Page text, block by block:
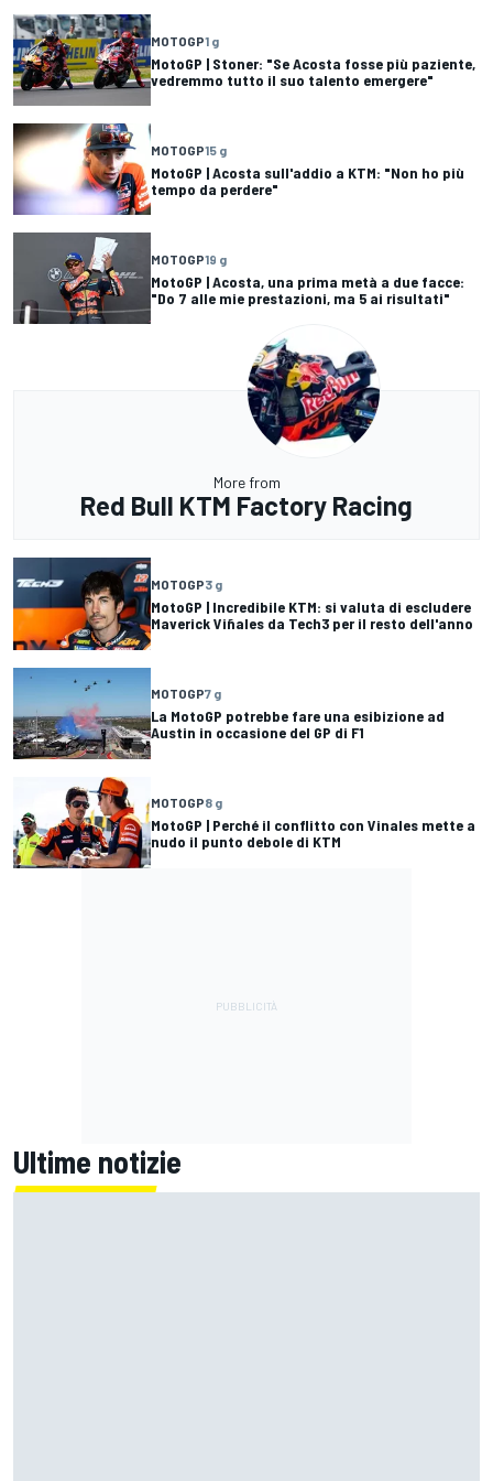
MOTOGP1 g
MotoGP | Stoner: "Se Acosta fosse più paziente,
vedremmo tutto il suo talento emergere"
MOTOGP15 g
MotoGP | Acosta sull'addio a KTM: "Non ho più
tempo da perdere"
MOTOGP19 g
MotoGP | Acosta, una prima metà a due facce:
"Do 7 alle mie prestazioni, ma 5 ai risultati"
More from
Red Bull KTM Factory Racing
MOTOGP3 g
MotoGP | Incredibile KTM: si valuta di escludere
Maverick Viñales da Tech3 per il resto dell'anno
MOTOGP7 g
La MotoGP potrebbe fare una esibizione ad
Austin in occasione del GP di F1
MOTOGP8 g
MotoGP | Perché il conflitto con Vinales mette a
nudo il punto debole di KTM
Ultime notizie